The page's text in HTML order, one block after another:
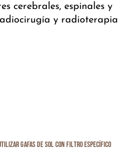
cerebrales, espinales y
y radioterapia